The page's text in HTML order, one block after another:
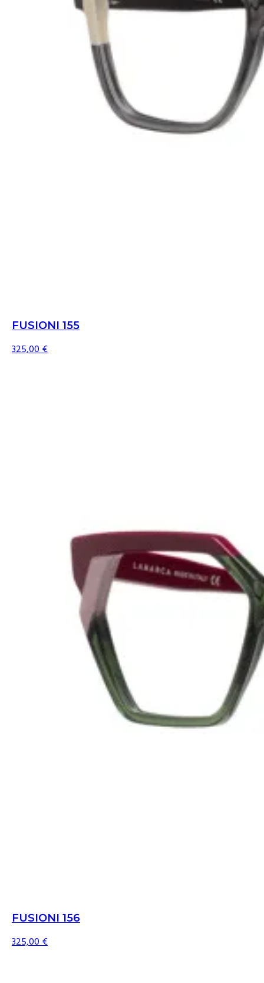
FUSIONI 155
325,00€
FUSIONI 156
325,00€